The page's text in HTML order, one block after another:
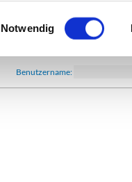
entsprechende
Einwilligungsauswahl
Notwendig
Benutzername: